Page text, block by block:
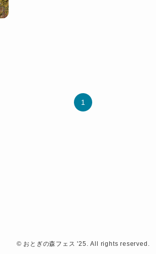
1
© おとぎの森フェス '25. All rights reserved.